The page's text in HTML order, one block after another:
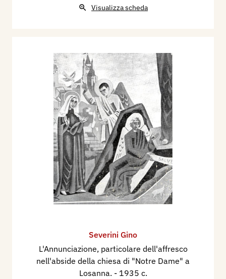
Visualizza scheda
Severini Gino
L'Annunciazione, particolare dell'affresco
nell'abside della chiesa di "Notre Dame" a
Losanna. - 1935 c.